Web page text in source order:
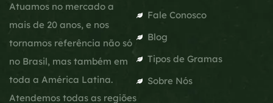
Atuamos no mercado a
mais de 20 anos, e nos
tornamos referência não só
no Brasil, mas também em
toda a América Latina.
Atendemos todas as regiões
Fale Conosco
Blog
Tipos de Gramas
Sobre Nós